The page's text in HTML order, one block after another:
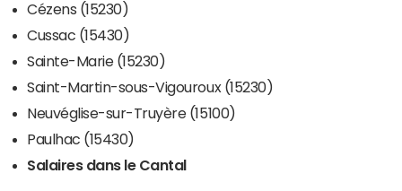
Cézens (15230)
Cussac (15430)
Sainte-Marie (15230)
Saint-Martin-sous-Vigouroux (15230)
Neuvéglise-sur-Truyère (15100)
Paulhac (15430)
Salaires dans le Cantal